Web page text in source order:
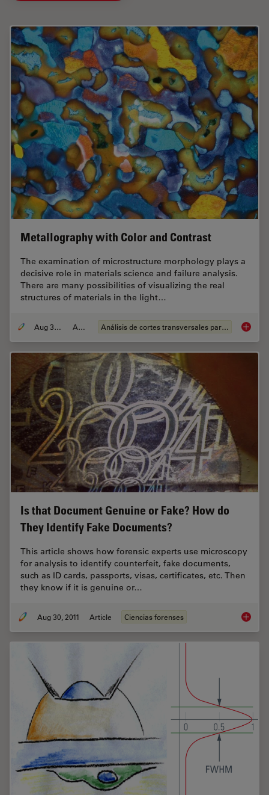
Metallography with Color and Contrast
The examination of microstructure morphology plays a
decisive role in materials science and failure analysis.
There are many possibilities of visualizing the real
structures of materials in the light…
Aug 30, 2011 Article Análisis de cortes transversales para la microelectrónica
Is that Document Genuine or Fake? How do
They Identify Fake Documents?
This article shows how forensic experts use microscopy
for analysis to identify counterfeit, fake documents,
such as ID cards, passports, visas, certificates, etc. Then
they know if it is genuine or…
Aug 30, 2011 Article Ciencias forenses Is that